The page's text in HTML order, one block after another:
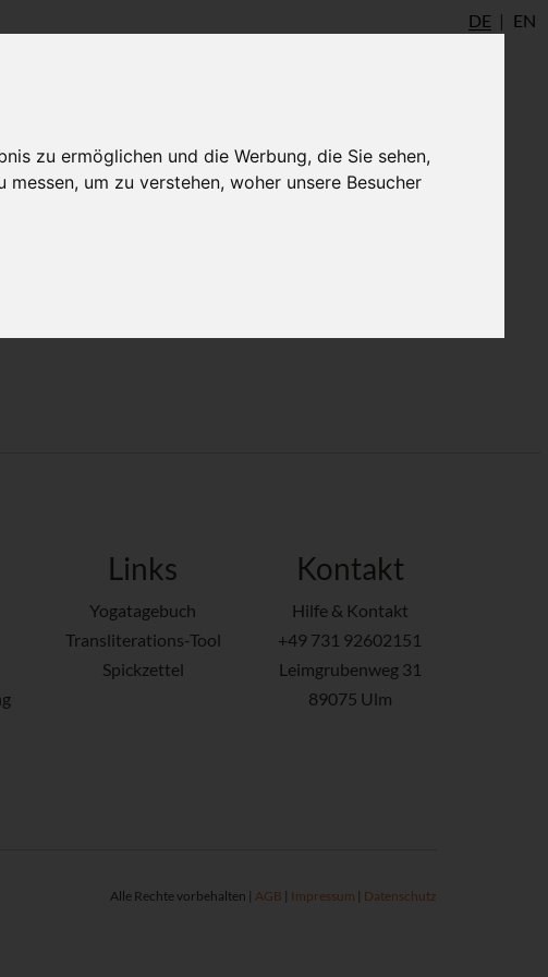
zu ermöglichen und die Werbung, die Sie sehen,
um zu verstehen, woher unsere Besucher
DE EN
Links
Yogatagebuch
Transliterations-Tool
Spickzettel
Kontakt
Hilfe & Kontakt
+49 731 92602151
Leimgrubenweg 31
89075 Ulm
Alle Rechte vorbehalten | AGB | Impressum | Datenschutz